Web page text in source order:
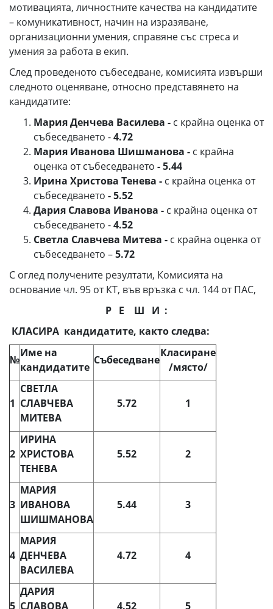
мотивацията, личностните качества на кандидатите
– комуникативност, начин на изразяване,
организационни умения, справяне със стреса и
умения за работа в екип.
След проведеното събеседване, комисията извърши
следното оценяване, относно представянето на
кандидатите:
Мария Денчева Василева - с крайна оценка от
събеседването -4.72
Мария Иванова Шишманова - с крайна
оценка от събеседването - 5.44
Ирина Христова Тенева - с крайна оценка от
събеседването - 5.52
Дария Славова Иванова - с крайна оценка от
събеседването -4.52
Светла Славчева Митева - с крайна оценка от
събеседването –5.72
С оглед получените резултати, Комисията на
основание чл. 95 от КТ, във връзка с чл. 144 от ПАС,
Р Е Ш И :
КЛАСИРА кандидатите, както следва:
№
Име на
кандидатите
Събеседване
Класиране
/място/
1
СВЕТЛА
СЛАВЧЕВА
МИТЕВА
5.72 1
2
ИРИНА
ХРИСТОВА
ТЕНЕВА
5.52 2
3
МАРИЯ
ИВАНОВА
ШИШМАНОВА
5.44 3
4
МАРИЯ
ДЕНЧЕВА
ВАСИЛЕВА
4.72 4
5
ДАРИЯ
СЛАВОВА
4.52 5